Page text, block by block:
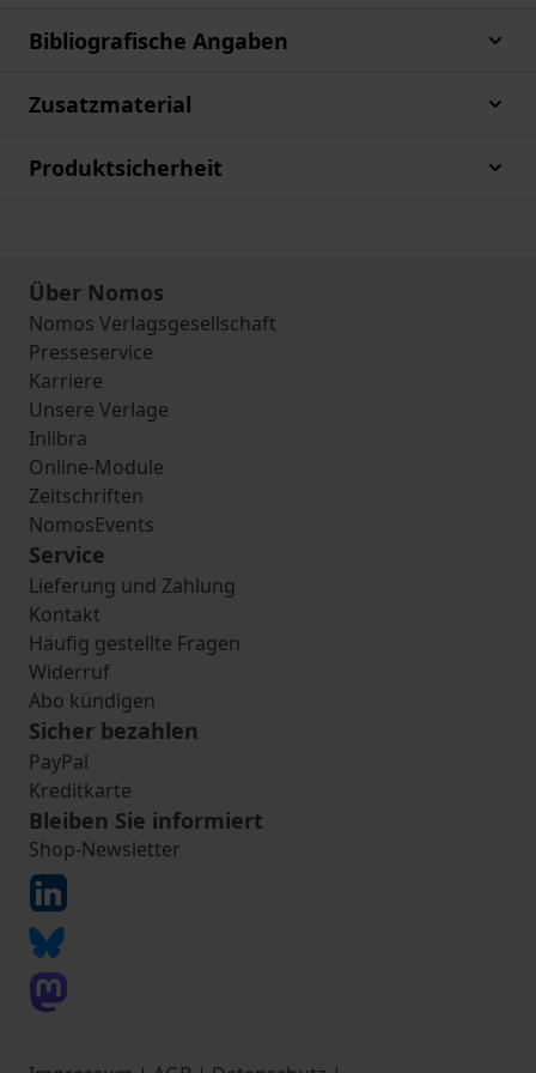
Bibliografische Angaben
Zusatzmaterial
Produktsicherheit
Über Nomos
Nomos Verlagsgesellschaft
Presseservice
Karriere
Unsere Verlage
Inlibra
Online-Module
Zeitschriften
NomosEvents
Service
Lieferung und Zahlung
Kontakt
Häufig gestellte Fragen
Widerruf
Abo kündigen
Sicher bezahlen
PayPal
Kreditkarte
Bleiben Sie informiert
Shop-Newsletter